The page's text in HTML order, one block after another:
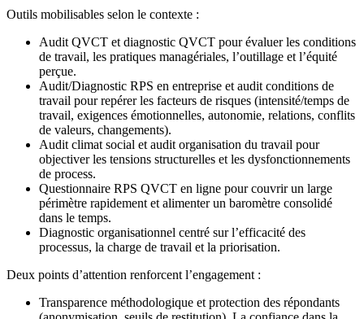
Outils mobilisables selon le contexte :
Audit QVCT et diagnostic QVCT pour évaluer les conditions
de travail, les pratiques managériales, l’outillage et l’équité
perçue.
Audit/Diagnostic RPS en entreprise et audit conditions de
travail pour repérer les facteurs de risques (intensité/temps de
travail, exigences émotionnelles, autonomie, relations, conflits
de valeurs, changements).
Audit climat social et audit organisation du travail pour
objectiver les tensions structurelles et les dysfonctionnements
de process.
Questionnaire RPS QVCT en ligne pour couvrir un large
périmètre rapidement et alimenter un baromètre consolidé
dans le temps.
Diagnostic organisationnel centré sur l’efficacité des
processus, la charge de travail et la priorisation.
Deux points d’attention renforcent l’engagement :
Transparence méthodologique et protection des répondants